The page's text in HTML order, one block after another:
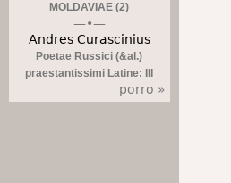
MOLDAVIAE (2)
Andres Curascinius
Poetae Russici (&al.)
praestantissimi Latine: III
porro »